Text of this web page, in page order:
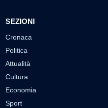
SEZIONI
Cronaca
Politica
Attualità
Cultura
Economia
Sport